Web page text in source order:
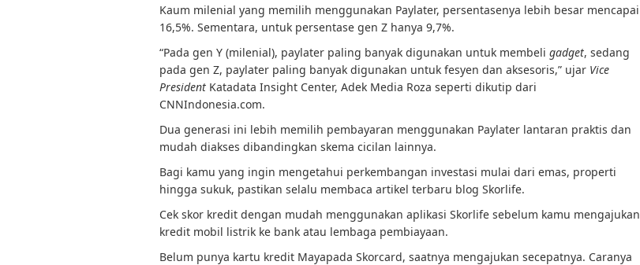
Kaum milenial yang memilih menggunakan Paylater, persentasenya lebih besar mencapai
16,5%. Sementara, untuk persentase gen Z hanya 9,7%.
“Pada gen Y (milenial), paylater paling banyak digunakan untuk membeli gadget, sedang
pada gen Z, paylater paling banyak digunakan untuk fesyen dan aksesoris,” ujar Vice
President Katadata Insight Center, Adek Media Roza seperti dikutip dari
CNNIndonesia.com.
Dua generasi ini lebih memilih pembayaran menggunakan Paylater lantaran praktis dan
mudah diakses dibandingkan skema cicilan lainnya.
Bagi kamu yang ingin mengetahui perkembangan investasi mulai dari emas, properti
hingga sukuk, pastikan selalu membaca artikel terbaru blog Skorlife.
Cek skor kredit dengan mudah menggunakan aplikasi Skorlife sebelum kamu mengajukan
kredit mobil listrik ke bank atau lembaga pembiayaan.
Belum punya kartu kredit Mayapada Skorcard, saatnya mengajukan secepatnya. Caranya